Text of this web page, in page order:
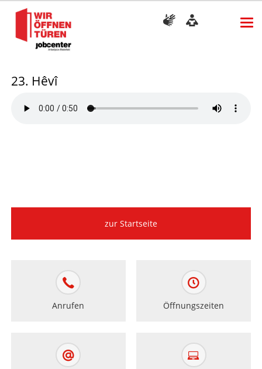
23. Hêvî
zur Startseite
Anrufen Öffnungszeiten